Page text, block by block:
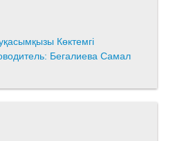
Көктемгі